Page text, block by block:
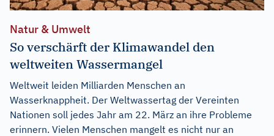
Natur & Umwelt
So verschärft der Klimawandel den
weltweiten Wassermangel
Weltweit leiden Milliarden Menschen an
Wasserknappheit. Der Weltwassertag der Vereinten
Nationen soll jedes Jahr am 22. März an ihre Probleme
erinnern. Vielen Menschen mangelt es nicht nur an